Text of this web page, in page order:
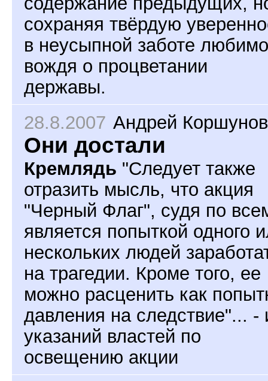
сохраняя твёрдую
в неусыпной заботе
вождя о процветании
державы.
28.8.2007 Андрей Коршунов
Они достали
Кремлядь "Следует также
отразить мысль, что акция
"Черный Флаг", судя по
является попыткой одного
нескольких людей
на трагедии. Кроме того, ее
можно расценить как
давления на следствие"... -
указаний властей по
освещению акции